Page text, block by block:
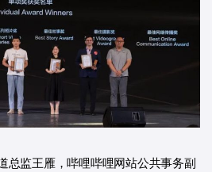
监王雁，哔哩哔哩网站公共事务副